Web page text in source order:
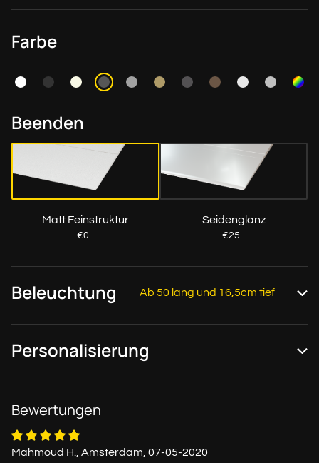
Farbe
Beenden
Matt Feinstruktur
€0.-
Seidenglanz
€25.-
Beleuchtung Ab 50 lang und 16,5cm tief
Personalisierung
Bewertungen
Mahmoud H., Amsterdam, 07-05-2020